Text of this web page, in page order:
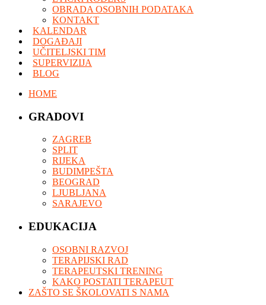
OBRADA OSOBNIH PODATAKA
KONTAKT
KALENDAR
DOGAĐAJI
UČITELJSKI TIM
SUPERVIZIJA
BLOG
HOME
GRADOVI
ZAGREB
SPLIT
RIJEKA
BUDIMPEŠTA
BEOGRAD
LJUBLJANA
SARAJEVO
EDUKACIJA
OSOBNI RAZVOJ
TERAPIJSKI RAD
TERAPEUTSKI TRENING
KAKO POSTATI TERAPEUT
ZAŠTO SE ŠKOLOVATI S NAMA